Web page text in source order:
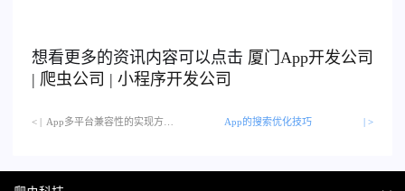
想看更多的资讯内容可以点击 厦门 App开发公司
| 爬虫公司 | 小程序开发公司
< | App的搜索优化技巧 | >